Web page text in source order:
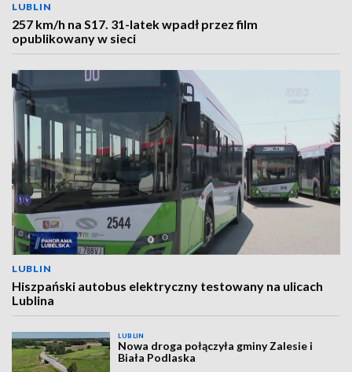
LUBLIN
257 km/h na S17. 31-latek wpadł przez film
opublikowany w sieci
LUBLIN
Hiszpański autobus elektryczny testowany na ulicach
Lublina
LUBLIN
Nowa droga połączyła gminy Zalesie i
Biała Podlaska